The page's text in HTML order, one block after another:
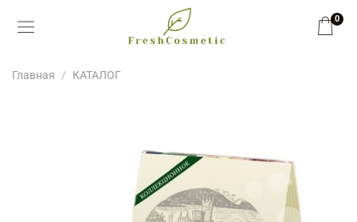
0
Главная КАТАЛОГ